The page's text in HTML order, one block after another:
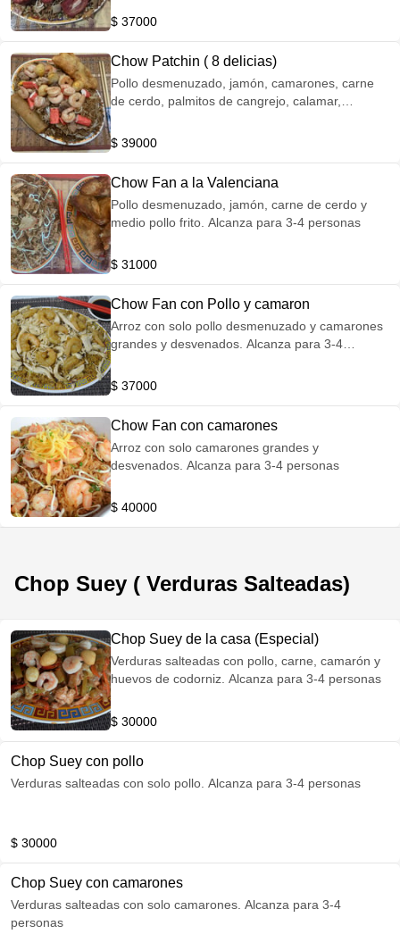
$ 37000
Chow Patchin ( 8 delicias)
Pollo desmenuzado, jamón, camarones, carne
de cerdo, palmitos de cangrejo, calamar,
Alcanza para 3-4 personas
$ 39000
Chow Fan a la Valenciana
Pollo desmenuzado, jamón, carne de cerdo y
medio pollo frito. Alcanza para 3-4 personas
$ 31000
Chow Fan con Pollo y camaron
Arroz con solo pollo desmenuzado y camarones
grandes y desvenados. Alcanza para 3-4
$ 37000
Chow Fan con camarones
Arroz con solo camarones grandes y
desvenados. Alcanza para 3-4 personas
$ 40000
Chop Suey ( Verduras Salteadas)
Chop Suey de la casa (Especial)
Verduras salteadas con pollo, carne, camarón y
huevos de codorniz. Alcanza para 3-4 personas
$ 30000
Chop Suey con pollo
Verduras salteadas con solo pollo. Alcanza para 3-4 personas
$ 30000
Chop Suey con camarones
Verduras salteadas con solo camarones. Alcanza para 3-4
personas